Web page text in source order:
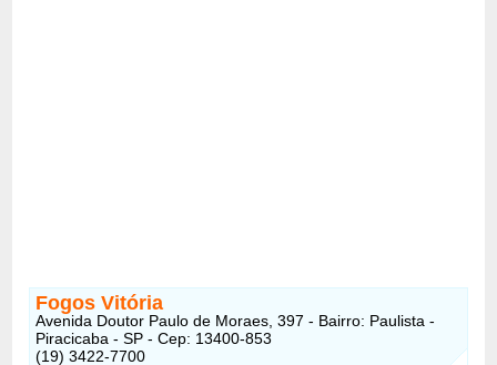
Fogos Vitória
Avenida Doutor Paulo de Moraes, 397 - Bairro: Paulista -
Piracicaba - SP - Cep: 13400-853
(19) 3422-7700